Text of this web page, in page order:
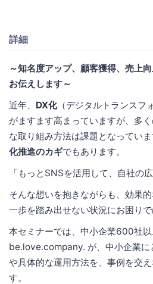
詳細
～知名度アップ、顧客獲得、売上
お伝えします～
近年、 DX化（デジタルトランスフ
がますます高まっていますが、多
な取り組み方法は課題となっていま
化推進のカギでもあります。
「もっとSNSを活用して、自社の
そんな想いを抱きながらも、効果的
一歩を踏み出せない状況にお困り
本セミナーでは、中小企業600社
be.love.company. が、中小企業に
や具体的な運用方法を、事例を交
す。